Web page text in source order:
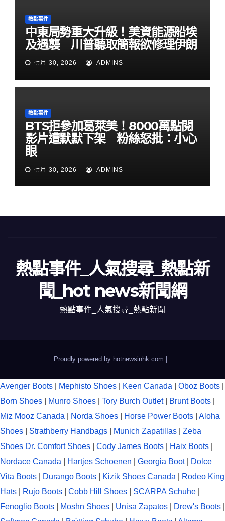
熱點事件
中東局勢重大升級！美資能源船埃
及遇襲 川普聽取簡報欲修理伊朗
七月 30, 2026 ADMINS
熱點事件
BTS拒參加葛萊美！8000萬點閱
影片遭默默下架 粉絲怒批：小心
眼
七月 30, 2026 ADMINS
熱點事件_人氣搜尋_熱點新
聞_hot news新聞網
熱點事件_人氣搜尋_熱點新聞
Proudly powered by hotnewsinhk.com |
Avenger Boots Mephisto Shoes Keen Canada Oboz Boots
Born Shoes
Munro Shoes Tory Burch Outlet Brunt Boots
Miz Mooz Canada
Norda Shoes Horse Power Boots
Aloha
Shoes
Strathberry Handbags Munich Zapatillas
Zeba
Shoes Dr. Comfort Shoes Cody James Boots Haix Boots
Nordace Canada
Hartjes Schoenen Georgia Boot|
Dolce
Vita Boots
Durango Boots Kizik Shoes Canada
Rodeo King
Hats
Rujo Boots Cobb Hill Shoes SCARPA Schuhe
Fenoglio Boots
Moshn Shoes Unisa Zapatos Drew's Boots